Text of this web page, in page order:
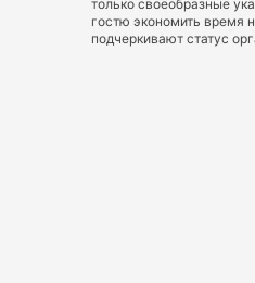
только своеобразные
гостю экономить время
подчеркивают статус